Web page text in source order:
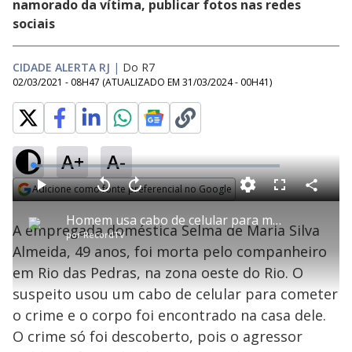
namorado da vítima, publicar fotos nas redes
sociais
CIDADE ALERTA RJ | Do R7
02/03/2021 - 08H47 (ATUALIZADO EM 31/03/2024 - 00H41)
A+ A-
Adicione como fonte preferencial no Google
P
l
a
Homem usa cabo de celular para matar empregada doméstica no Rio
porRecordTV
P V
t
r
0
e
g
n
d
s
A
n
ç
a
1
s
e
u
n
L
o
a
d
e
3
.
8
4
%
F
l
s
c
e
n
C
o
a
r
A empregada doméstica Selma de Maria Silva
Almeida, 49 anos, foi morta pelo companheiro
em Rio das Pedras, na zona oeste do Rio. O
suspeito usou um cabo de celular para cometer
o crime e o corpo foi encontrado na casa dele.
O crime só foi descoberto, pois o agressor